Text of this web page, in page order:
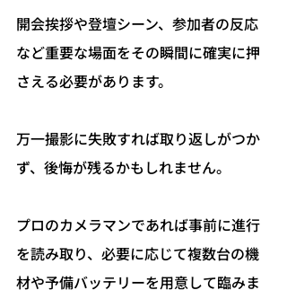
開会挨拶や登壇シーン、参加者の反応
など重要な場面をその瞬間に確実に押
さえる必要があります。
万一撮影に失敗すれば取り返しがつか
ず、後悔が残るかもしれません。
プロのカメラマンであれば事前に進行
を読み取り、必要に応じて複数台の機
材や予備バッテリーを用意して臨みま